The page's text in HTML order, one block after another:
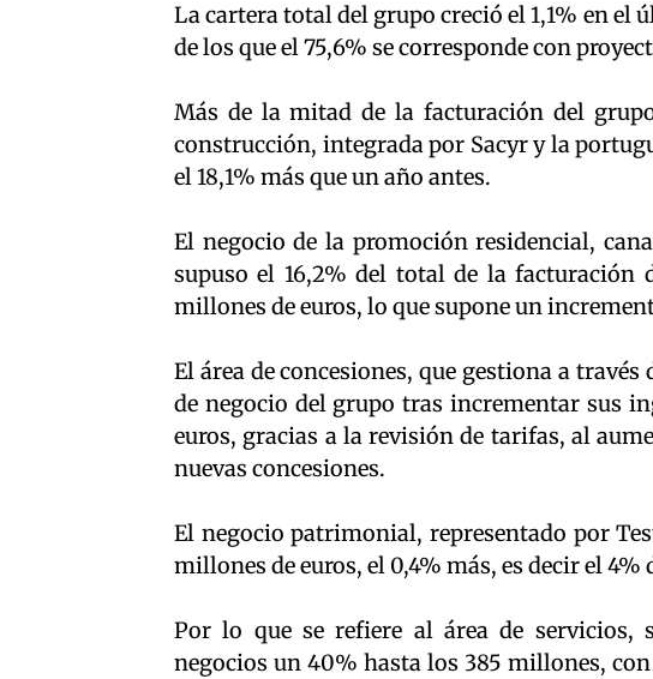
La cartera total del grupo creció el 1,1% en el
de los que el 75,6% se corresponde con
Más de la mitad de la facturación del
construcción, integrada por Sacyr y la
el 18,1% más que un año antes.
El negocio de la promoción residencial,
supuso el 16,2% del total de la facturación
millones de euros, lo que supone un
El área de concesiones, que gestiona a
de negocio del grupo tras incrementar sus
euros, gracias a la revisión de tarifas, al
nuevas concesiones.
El negocio patrimonial, representado por
millones de euros, el 0,4% más, es decir el
Por lo que se refiere al área de
negocios un 40% hasta los 385 millones,